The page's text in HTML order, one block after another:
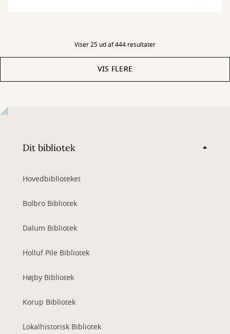
Viser 25 ud af 444 resultater
VIS FLERE
Dit bibliotek
Hovedbiblioteket
Bolbro Bibliotek
Dalum Bibliotek
Holluf Pile Bibliotek
Højby Bibliotek
Korup Bibliotek
Lokalhistorisk Bibliotek